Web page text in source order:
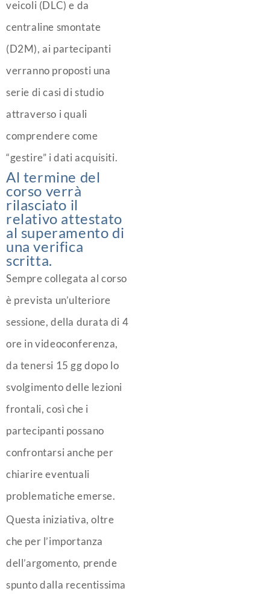
veicoli (DLC) e da
centraline smontate
(D2M), ai partecipanti
verranno proposti una
serie di casi di studio
attraverso i quali
comprendere come
“gestire” i dati acquisiti.
Al termine del
corso verrà
rilasciato il
relativo attestato
al superamento di
una verifica
scritta.
Sempre collegata al corso
è prevista un’ulteriore
sessione, della durata di 4
ore in videoconferenza,
da tenersi 15 gg dopo lo
svolgimento delle lezioni
frontali, così che i
partecipanti possano
confrontarsi anche per
chiarire eventuali
problematiche emerse.
Questa iniziativa, oltre
che per l’importanza
dell’argomento, prende
spunto dalla recentissima